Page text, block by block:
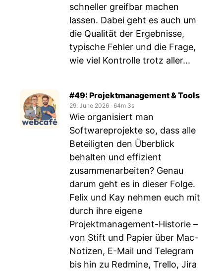
schneller greifbar machen
lassen. Dabei geht es auch um
die Qualität der Ergebnisse,
typische Fehler und die Frage,
wie viel Kontrolle trotz aller...
#49: Projektmanagement & Tools
29. June 2026 ‧ 64m 3s
Wie organisiert man
Softwareprojekte so, dass alle
Beteiligten den Überblick
behalten und effizient
zusammenarbeiten? Genau
darum geht es in dieser Folge.
Felix und Kay nehmen euch mit
durch ihre eigene
Projektmanagement-Historie –
von Stift und Papier über Mac-
Notizen, E-Mail und Telegram
bis hin zu Redmine, Trello, Jira